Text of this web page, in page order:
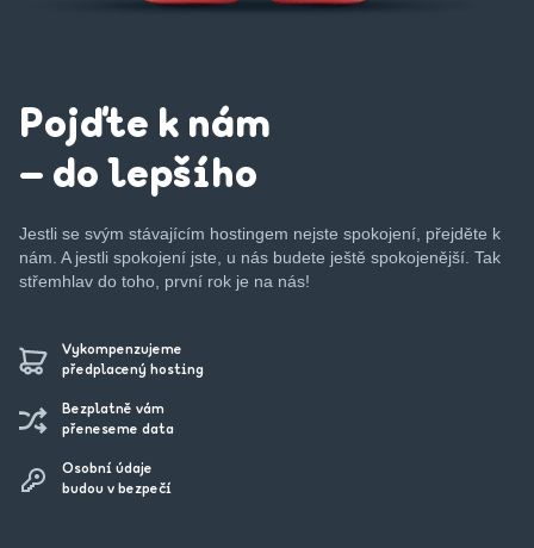
Pojďte k nám
– do lepšího
Jestli se svým stávajícím hostingem nejste spokojení, přejděte k
nám. A jestli spokojení jste, u nás budete ještě spokojenější. Tak
střemhlav do toho, první rok je na nás!
Vykompenzujeme
předplacený hosting
Bezplatně vám
přeneseme data
Osobní údaje
budou v bezpečí